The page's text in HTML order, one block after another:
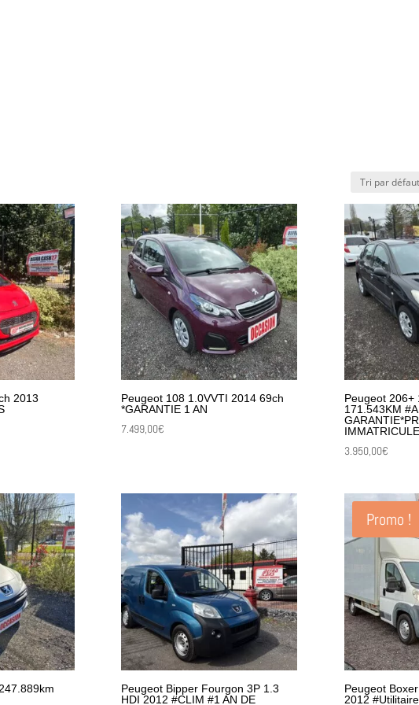
2013
Peugeot 108 1.0VVTI 2014 69ch
*GARANTIE 1 AN
7.499,00€
Peugeot 206+
171.543KM
IMMATRICULE
3.950,00€
Peugeot Bipper Fourgon 3P 1.3
HDI 2012 #CLIM #1 AN DE
Promo !
Peugeot
2012